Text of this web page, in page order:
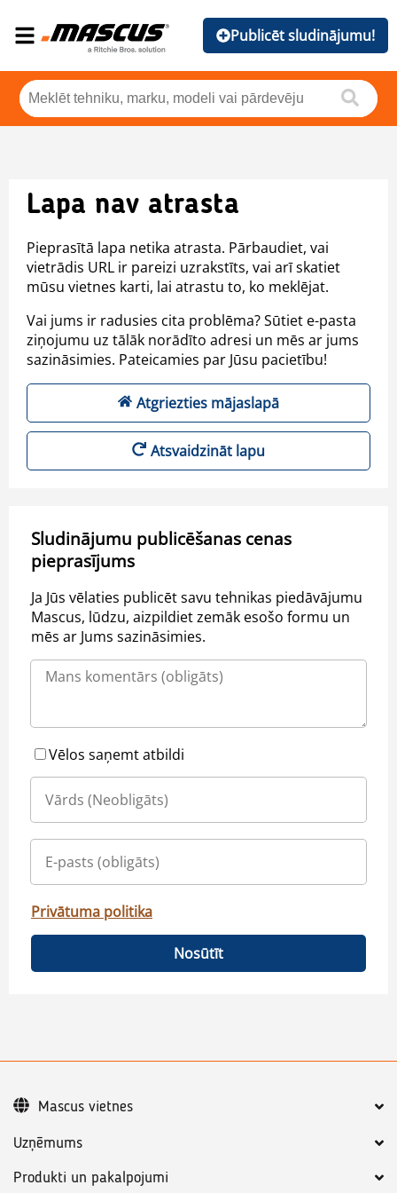
Publicēt sludinājumu!
Lapa nav atrasta
Pieprasītā lapa netika atrasta. Pārbaudiet, vai
vietrādis URL ir pareizi uzrakstīts, vai arī skatiet
mūsu vietnes karti, lai atrastu to, ko meklējat.
Vai jums ir radusies cita problēma? Sūtiet e-pasta
ziņojumu uz tālāk norādīto adresi un mēs ar jums
sazināsimies. Pateicamies par Jūsu pacietību!
Atgriezties mājaslapā
Atsvaidzināt lapu
Sludinājumu publicēšanas cenas
pieprasījums
Ja Jūs vēlaties publicēt savu tehnikas piedāvājumu
Mascus, lūdzu, aizpildiet zemāk esošo formu un
mēs ar Jums sazināsimies.
Vēlos saņemt atbildi
Privātuma politika
Nosūtīt
Uzņēmums
Produkti un pakalpojumi
Mascus vietnes